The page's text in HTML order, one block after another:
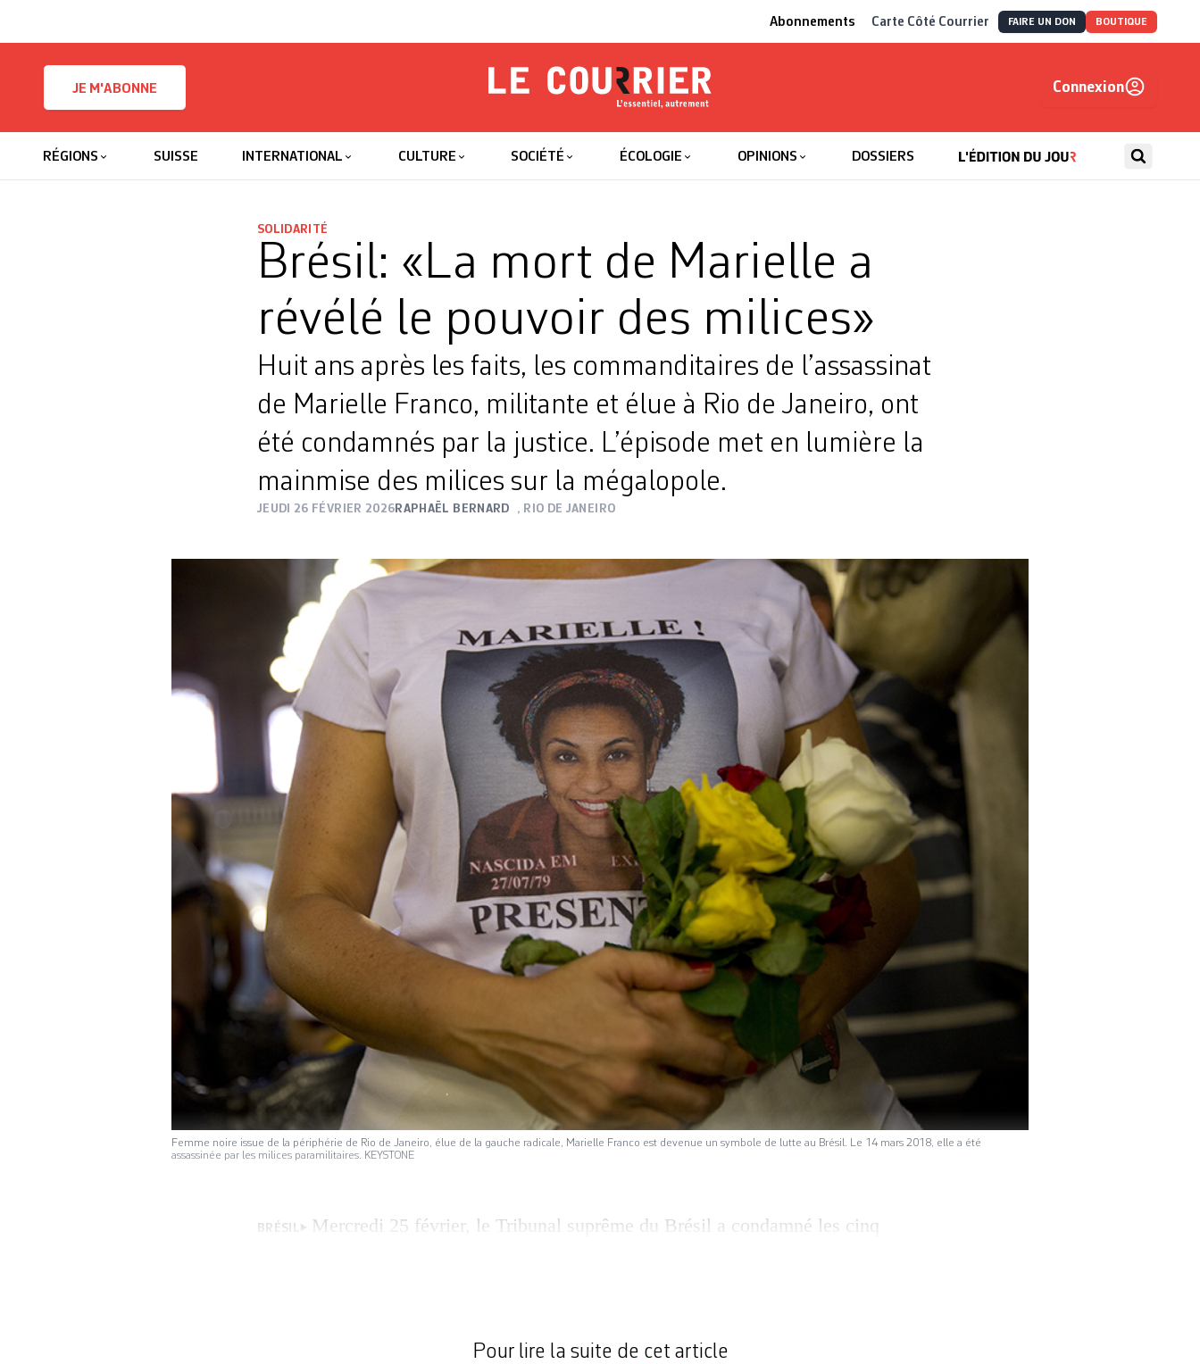
Abonnements Carte Côté Courrier FAIRE UN DON BOUTIQUE
JE M'ABONNE
Le Courrier
Connexion
RÉGIONS SUISSE INTERNATIONAL CULTURE SOCIÉTÉ ÉCOLOGIE OPINIONS DOSSIERS
SOLIDARITÉ
Brésil: «La mort de Marielle a
révélé le pouvoir des milices»
Huit ans après les faits, les commanditaires de l’assassinat
de Marielle Franco, militante et élue à Rio de Janeiro, ont
été condamnés par la justice. L’épisode met en lumière la
mainmise des milices sur la mégalopole.
JEUDI 26 FÉVRIER 2026 RAPHAËL BERNARD , RIO DE JANEIRO
Femme noire issue de la périphérie de Rio de Janeiro, élue de la gauche radicale, Marielle Franco est devenue un symbole de lutte au Brésil. Le 14 mars 2018, elle a été
assassinée par les milices paramilitaires. KEYSTONE
BRÉSIL
Mercredi 25 février, le Tribunal suprême du Brésil a condamné les cinq
Pour lire la suite de cet article